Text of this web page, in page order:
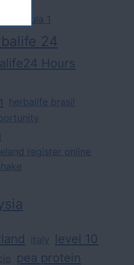
formula 1
24
Hours
herbalife brasil
register online
italy level 10
pea protein